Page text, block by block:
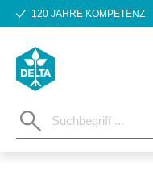
Zum Hauptinhalt springen
120 JAHRE KOMPETENZ